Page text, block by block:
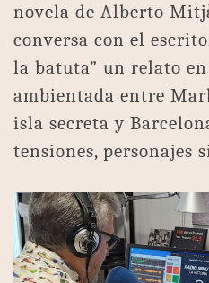
novela de Alberto
conversa con el
la batuta” un relato
ambientada entre
isla secreta y
tensiones,